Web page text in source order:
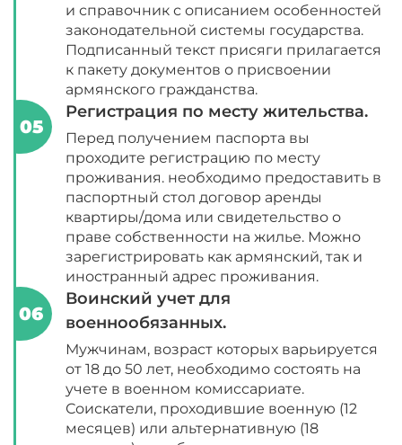
и справочник с описанием особенностей
законодательной системы государства.
Подписанный текст присяги прилагается
к пакету документов о присвоении
армянского гражданства.
Регистрация по месту жительства.
Перед получением паспорта вы
проходите регистрацию по месту
проживания. необходимо предоставить в
паспортный стол договор аренды
квартиры/дома или свидетельство о
праве собственности на жилье. Можно
зарегистрировать как армянский, так и
иностранный адрес проживания.
Воинский учет для
военнообязанных.
Мужчинам, возраст которых варьируется
от 18 до 50 лет, необходимо состоять на
учете в военном комиссариате.
Соискатели, проходившие военную (12
месяцев) или альтернативную (18